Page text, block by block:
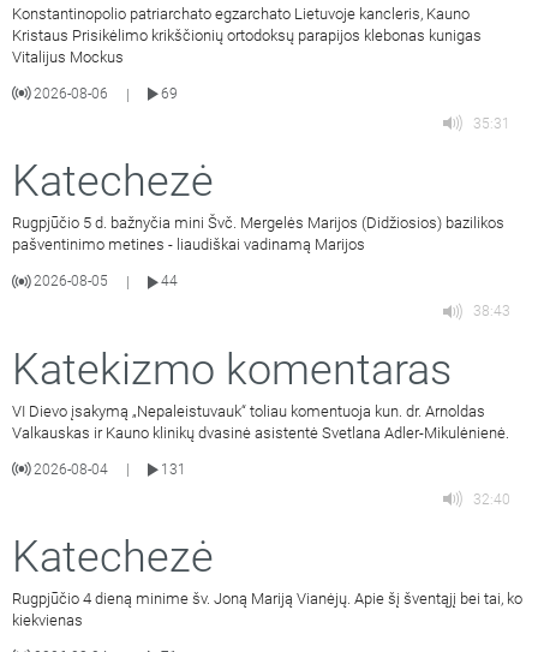
Konstantinopolio patriarchato egzarchato Lietuvoje kancleris, Kauno
Kristaus Prisikėlimo krikščionių ortodoksų parapijos klebonas kunigas
Vitalijus Mockus
2026-08-06 |
69
35:31
Katechezė
Rugpjūčio 5 d. bažnyčia mini Švč. Mergelės Marijos (Didžiosios) bazilikos
pašventinimo metines - liaudiškai vadinamą Marijos
2026-08-05
44
38:43
Katekizmo komentaras
VI Dievo įsakymą „Nepaleistuvauk“ toliau komentuoja kun. dr. Arnoldas
Valkauskas ir Kauno klinikų dvasinė asistentė Svetlana Adler-Mikulėnienė.
2026-08-04
131
32:40
Katechezė
Rugpjūčio 4 dieną minime šv. Joną Mariją Vianėjų. Apie šį šventąjį bei tai, ko
kiekvienas